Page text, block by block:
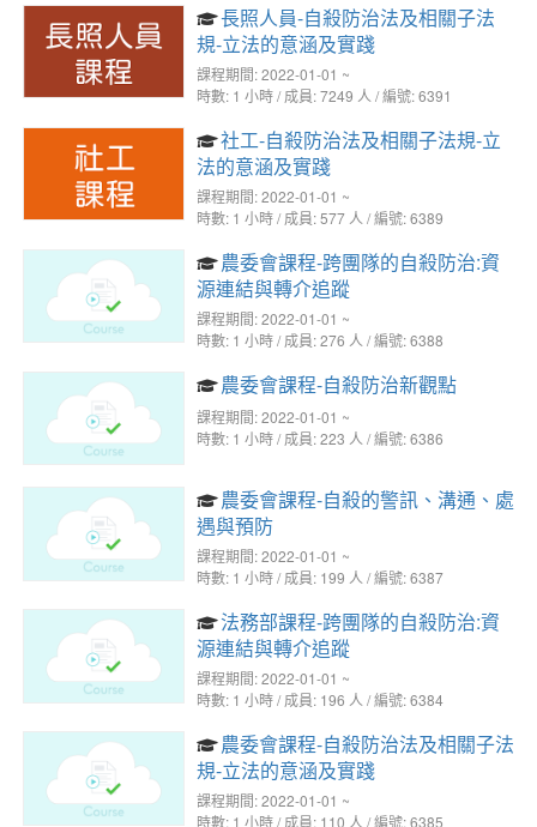
長照人員-自殺防治法及相關子法
規-立法的意涵及實踐
課程期間: 2022-01-01 ~
時數: 1 小時 / 成員: 7249 人 / 編號: 6391
社工-自殺防治法及相關子法規-立
法的意涵及實踐
課程期間: 2022-01-01 ~
時數: 1 小時 / 成員: 577 人 / 編號: 6389
農委會課程-跨團隊的自殺防治:資
源連結與轉介追蹤
課程期間: 2022-01-01 ~
時數: 1 小時 / 成員: 276 人 / 編號: 6388
農委會課程-自殺防治新觀點
課程期間: 2022-01-01 ~
時數: 1 小時 / 成員: 223 人 / 編號: 6386
農委會課程-自殺的警訊、溝通、處
遇與預防
課程期間: 2022-01-01 ~
時數: 1 小時 / 成員: 199 人 / 編號: 6387
法務部課程-跨團隊的自殺防治:資
源連結與轉介追蹤
課程期間: 2022-01-01 ~
時數: 1 小時 / 成員: 196 人 / 編號: 6384
農委會課程-自殺防治法及相關子法
規-立法的意涵及實踐
課程期間: 2022-01-01 ~
時數: 1 小時 / 成員: 110 人 / 編號: 6385